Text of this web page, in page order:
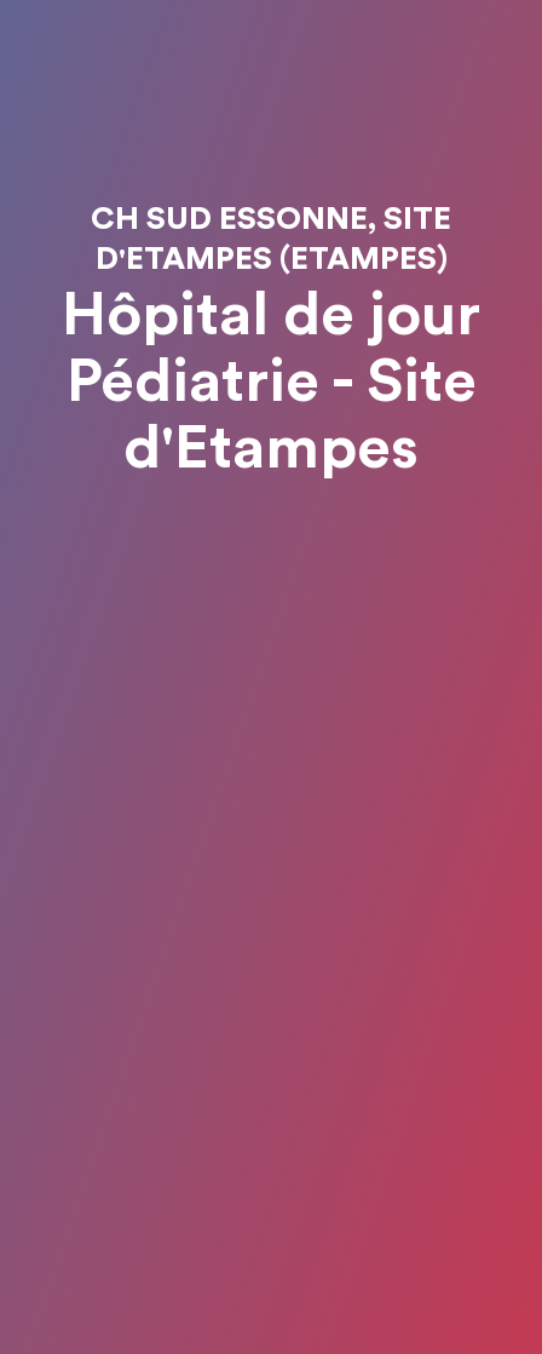
CH SUD ESSONNE, SITE
D'ETAMPES (ETAMPES)
Hôpital de jour
Pédiatrie - Site
d'Etampes